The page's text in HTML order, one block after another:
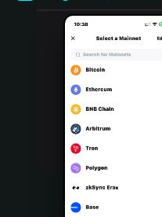
Italiano
Português (Portugal)
Bahasa Indonesia